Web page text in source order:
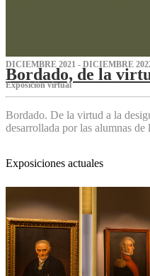
DICIEMBRE 2021 - DICIEMBRE
Bordado, de la
Exposición virtual‌
Bordado. De la virtud a la
desarrollada por las alumnas
Exposiciones actuales